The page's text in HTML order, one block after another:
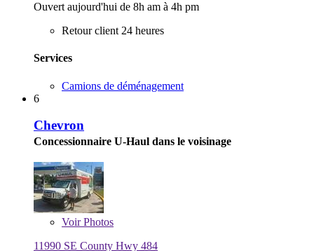
Ouvert aujourd'hui de 8h am à 4h pm
Retour client 24 heures
Services
Camions de déménagement
6
Chevron
Concessionnaire U-Haul dans le voisinage
VoirPhotos
11990 SE County Hwy 484